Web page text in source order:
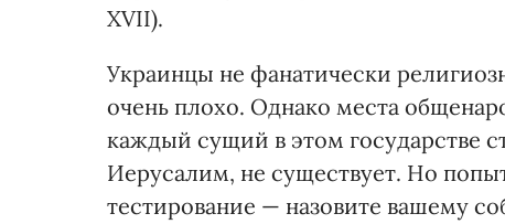
XVII).
Украинцы не фанатически
очень плохо. Однако места
каждый сущий в этом государстве
Иерусалим, не существует. Но
тестирование — назовите вашему